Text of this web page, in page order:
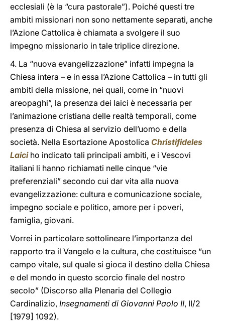
ecclesiali (è la “cura pastorale”). Poiché questi tre
ambiti missionari non sono nettamente separati, anche
l’Azione Cattolica è chiamata a svolgere il suo
impegno missionario in tale triplice direzione.
4. La “nuova evangelizzazione” infatti impegna la
Chiesa intera – e in essa l’Azione Cattolica – in tutti gli
ambiti della missione, nei quali, come in “nuovi
areopaghi”, la presenza dei laici è necessaria per
l’animazione cristiana delle realtà temporali, come
presenza di Chiesa al servizio dell’uomo e della
società. Nella Esortazione Apostolica Christifideles
Laiciho indicato tali principali ambiti, e i Vescovi
italiani li hanno richiamati nelle cinque “vie
preferenziali” secondo cui dar vita alla nuova
evangelizzazione: cultura e comunicazione sociale,
impegno sociale e politico, amore per i poveri,
famiglia, giovani.
Vorrei in particolare sottolineare l’importanza del
rapporto tra il Vangelo e la cultura, che costituisce “un
campo vitale, sul quale si gioca il destino della Chiesa
e del mondo in questo scorcio finale del nostro
secolo” (Discorso alla Plenaria del Collegio
Cardinalizio, Insegnamenti di Giovanni Paolo II, II/2
[1979] 1092).